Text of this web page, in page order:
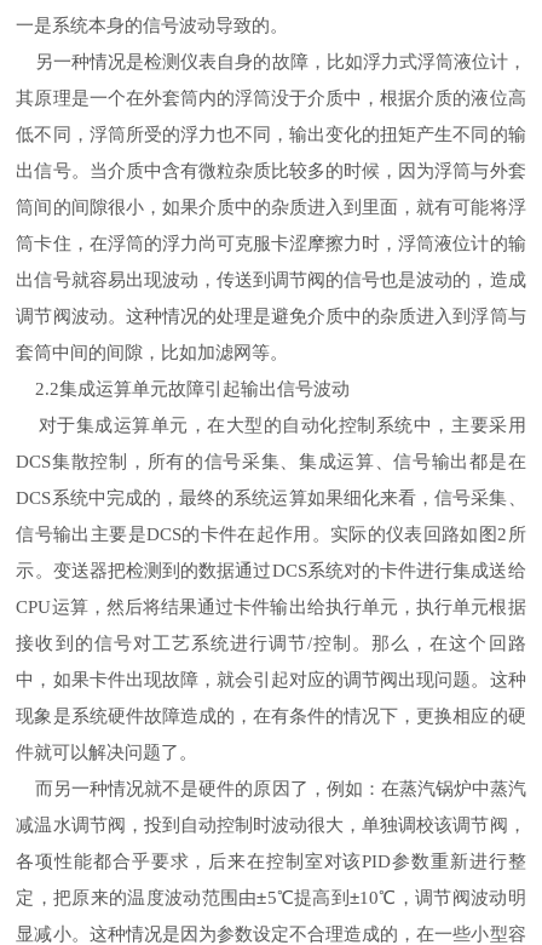
一是系统本身的信号波动导致的。
另一种情况是检测仪表自身的故障，比如浮力式浮筒液位计，
其原理是一个在外套筒内的浮筒没于介质中，根据介质的液位高
低不同，浮筒所受的浮力也不同，输出变化的扭矩产生不同的输
出信号。当介质中含有微粒杂质比较多的时候，因为浮筒与外套
筒间的间隙很小，如果介质中的杂质进入到里面，就有可能将浮
筒卡住，在浮筒的浮力尚可克服卡涩摩擦力时，浮筒液位计的输
出信号就容易出现波动，传送到调节阀的信号也是波动的，造成
调节阀波动。这种情况的处理是避免介质中的杂质进入到浮筒与
套筒中间的间隙，比如加滤网等。
2.2集成运算单元故障引起输出信号波动
对于集成运算单元，在大型的自动化控制系统中，主要采用
DCS集散控制，所有的信号采集、集成运算、信号输出都是在
DCS系统中完成的，最终的系统运算如果细化来看，信号采集、
信号输出主要是DCS的卡件在起作用。实际的仪表回路如图2 所
示。变送器把检测到的数据通过DCS系统对的卡件进行集成送给
CPU运算，然后将结果通过卡件输出给执行单元，执行单元根据
接收到的信号对工艺系统进行调节/控制。那么，在这个回路
中，如果卡件出现故障，就会引起对应的调节阀出现问题。这种
现象是系统硬件故障造成的，在有条件的情况下，更换相应的硬
件就可以解决问题了。
而另一种情况就不是硬件的原因了，例如：在蒸汽锅炉中蒸汽
减温水调节阀，投到自动控制时波动很大，单独调校该调节阀，
各项性能都合乎要求，后来在控制室对该PID参数重新进行整
定，把原来的温度波动范围由±5℃提高到±10℃，调节阀波动明
显减小。这种情况是因为参数设定不合理造成的，在一些小型容